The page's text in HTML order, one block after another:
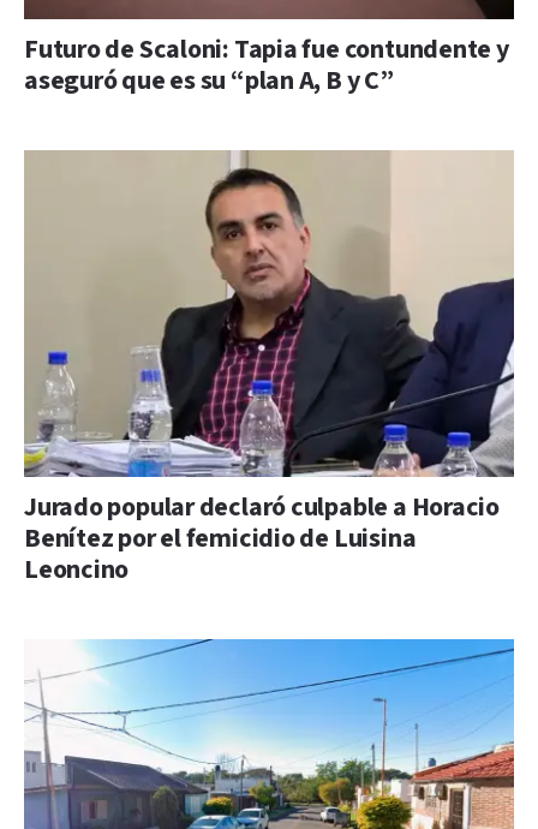
Futuro de Scaloni: Tapia fue contundente y
aseguró que es su “plan A, B y C”
Jurado popular declaró culpable a Horacio
Benítez por el femicidio de Luisina
Leoncino